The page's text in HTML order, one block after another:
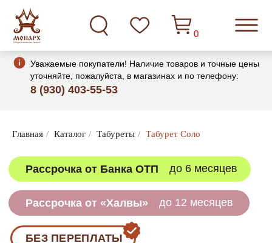
Уважаемые покупатели! Наличие товаров и точные цены
уточняйте, пожалуйста, в магазинах и по телефону:
8 (930) 403-55-53
Главная / Каталог / Табуреты / Табурет Соло
БЕЗ ПЕРЕПЛАТЫ